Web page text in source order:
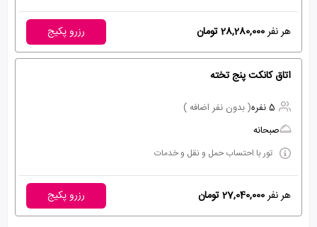
هر نفر28,280,000 تومان رزرو پکیج
اتاق کانکت پنج تخته
5 نفره
( بدون نفر اضافه )
صبحانه
تور با احتساب حمل و نقل و خدمات
هر نفر27,040,000 تومان رزرو پکیج